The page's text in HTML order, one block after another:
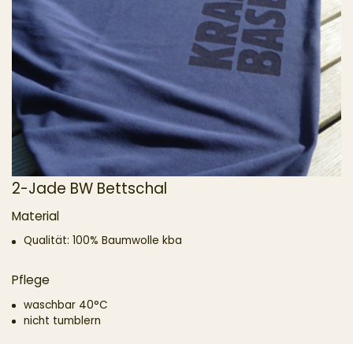
2-Jade BW Bettschal
Material
Qualität: 100% Baumwolle kba
Pflege
waschbar 40°C
nicht tumblern